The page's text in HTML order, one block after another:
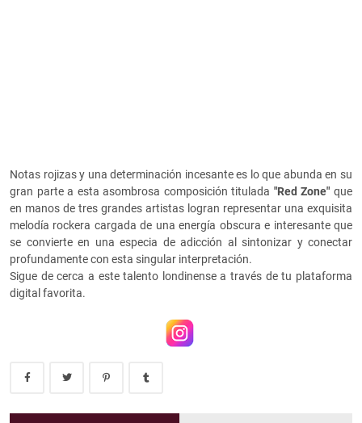
Notas rojizas y una determinación incesante es lo que abunda en su
gran parte a esta asombrosa composición titulada "Red Zone" que
en manos de tres grandes artistas logran representar una exquisita
melodía rockera cargada de una energía obscura e interesante que
se convierte en una especia de adicción al sintonizar y conectar
profundamente con esta singular interpretación.
Sigue de cerca a este talento londinense a través de tu plataforma
digital favorita.